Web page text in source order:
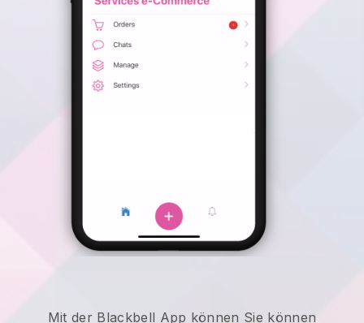
Mit der Blackbell App können Sie können